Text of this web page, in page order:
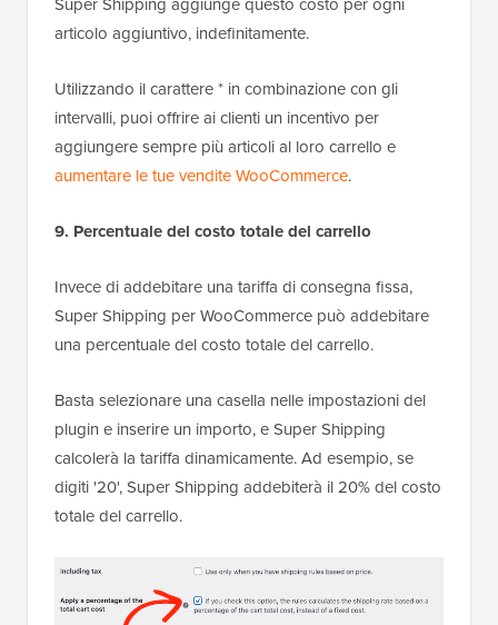
articolo aggiuntivo, indefinitamente.
Utilizzando il carattere * in combinazione con gli
intervalli, puoi offrire ai clienti un incentivo per
aggiungere sempre più articoli al loro carrello e
aumentare le tue vendite WooCommerce.
9. Percentuale del costo totale del carrello
Invece di addebitare una tariffa di consegna fissa,
Super Shipping per WooCommerce può addebitare
una percentuale del costo totale del carrello.
Basta selezionare una casella nelle impostazioni del
plugin e inserire un importo, e Super Shipping
calcolerà la tariffa dinamicamente. Ad esempio, se
digiti '20', Super Shipping addebiterà il 20% del costo
totale del carrello.